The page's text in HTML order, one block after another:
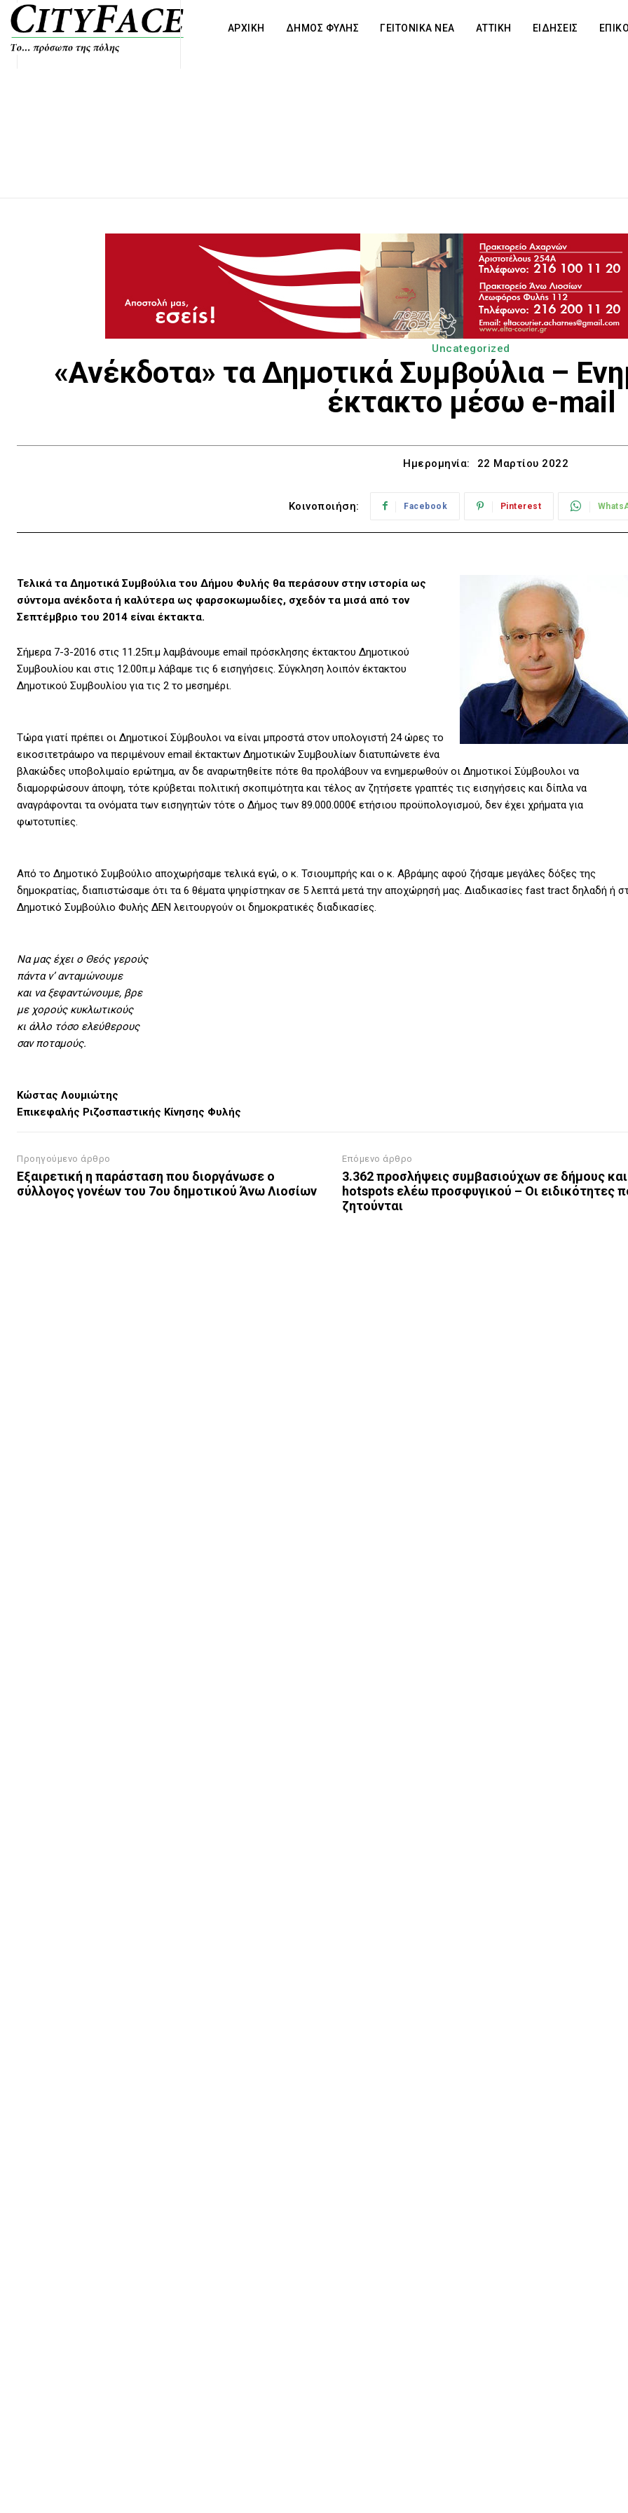
ΑΡΧΙΚΗ ΔΗΜΟΣ ΦΥΛΗΣ ΓΕΙΤΟΝΙΚΑ ΝΕΑ ΑΤΤΙΚΗ ΕΙΔΗΣΕΙΣ
Uncategorized
«Ανέκδοτα» τα Δημοτικά Συμβούλια –
έκτακτο μέσω e-mail
Ημερομηνία: 22 Μαρτίου 2022
Κοινοποιήση: Facebook Pinterest
Τελικά τα Δημοτικά Συμβούλια του Δήμου Φυλής θα περάσουν στην ιστορία ως
σύντομα ανέκδοτα ή καλύτερα ως φαρσοκωμωδίες, σχεδόν τα μισά από τον
Σεπτέμβριο του 2014 είναι έκτακτα.
Σήμερα 7-3-2016 στις 11.25π.μ λαμβάνουμε email πρόσκλησης έκτακτου Δημοτικού
Συμβουλίου και στις 12.00π.μ λάβαμε τις 6 εισηγήσεις. Σύγκληση λοιπόν έκτακτου
Δημοτικού Συμβουλίου για τις 2 το μεσημέρι.
Τώρα γιατί πρέπει οι Δημοτικοί Σύμβουλοι να είναι μπροστά στον υπολογιστή 24 ώρες το
εικοσιτετράωρο να περιμένουν email έκτακτων Δημοτικών Συμβουλίων διατυπώνετε ένα
βλακώδες υποβολιμαίο ερώτημα, αν δε αναρωτηθείτε πότε θα προλάβουν να ενημερωθούν οι Δημοτικοί Σύμβουλοι να
διαμορφώσουν άποψη, τότε κρύβεται πολιτική σκοπιμότητα και τέλος αν ζητήσετε γραπτές τις εισηγήσεις και δίπλα να
αναγράφονται τα ονόματα των εισηγητών τότε ο Δήμος των 89.000.000€ ετήσιου προϋπολογισμού, δεν έχει χρήματα για
φωτοτυπίες.
Από το Δημοτικό Συμβούλιο αποχωρήσαμε τελικά εγώ, ο κ. Τσιουμπρής και ο κ. Αβράμης αφού ζήσαμε μεγάλες δόξες της
δημοκρατίας, διαπιστώσαμε ότι τα 6 θέματα ψηφίστηκαν σε 5 λεπτά μετά την αποχώρησή μας. Διαδικασίες fast tract δηλαδή ή
Δημοτικό Συμβούλιο Φυλής ΔΕΝ λειτουργούν οι δημοκρατικές διαδικασίες.
Να μας έχει ο Θεός γερούς
πάντα ν’ ανταμώνουμε
και να ξεφαντώνουμε, βρε
με χορούς κυκλωτικούς
κι άλλο τόσο ελεύθερους
σαν ποταμούς.
Κώστας Λουμιώτης
Επικεφαλής Ριζοσπαστικής Κίνησης Φυλής
Προηγούμενο άρθρο
Εξαιρετική η παράσταση που διοργάνωσε ο
σύλλογος γονέων του 7ου δημοτικού Άνω Λιοσίων
Επόμενο άρθρο
3.362 προσλήψεις συμβασιούχων σε δήμους και
hotspots ελέω προσφυγικού – Οι ειδικότητες
ζητούνται